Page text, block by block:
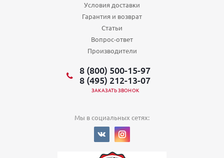
Условия доставки
Гарантия и возврат
Статьи
Вопрос-ответ
Производители
8 (800) 500-15-97
8 (495) 212-13-07
ЗАКАЗАТЬ ЗВОНОК
Мы в социальных сетях: